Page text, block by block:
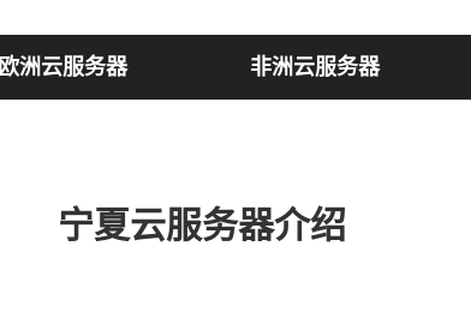
欧洲云服务器 非洲云服务器
宁夏云服务器介绍